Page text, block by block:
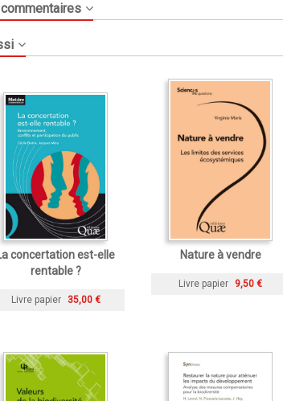
concertation est-elle
rentable ?
Livre papier 35,00 €
Nature à vendre
Livre papier 9,50 €